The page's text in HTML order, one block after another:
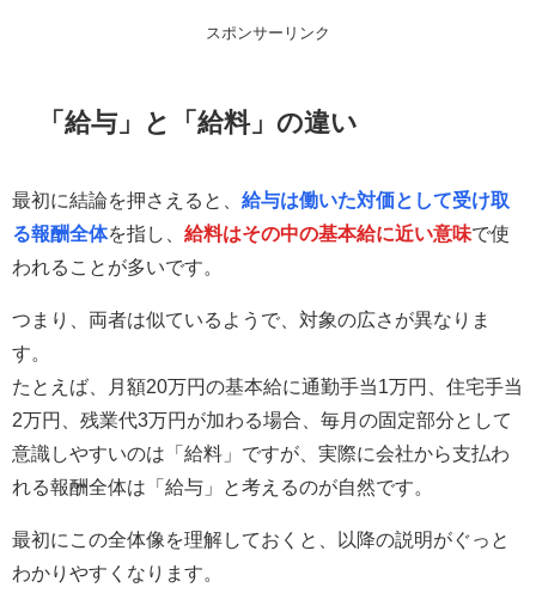
スポンサーリンク
「給与」と「給料」の違い
最初に結論を押さえると、 給与は働いた対価として受け取
る報酬全体を指し、 給料はその中の基本給に近い意味で使
われることが多いです。
つまり、両者は似ているようで、対象の広さが異なりま
す。
たとえば、月額20万円の基本給に通勤手当1万円、住宅手当
2万円、残業代3万円が加わる場合、毎月の固定部分として
意識しやすいのは「給料」ですが、実際に会社から支払わ
れる報酬全体は「給与」と考えるのが自然です。
最初にこの全体像を理解しておくと、以降の説明がぐっと
わかりやすくなります。